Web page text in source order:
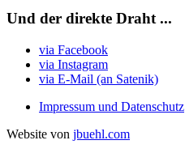
Und der direkte Draht ...
via Facebook
via Instagram
via E-Mail (an Satenik)
Impressum und Datenschutz
Website von jbuehl.com